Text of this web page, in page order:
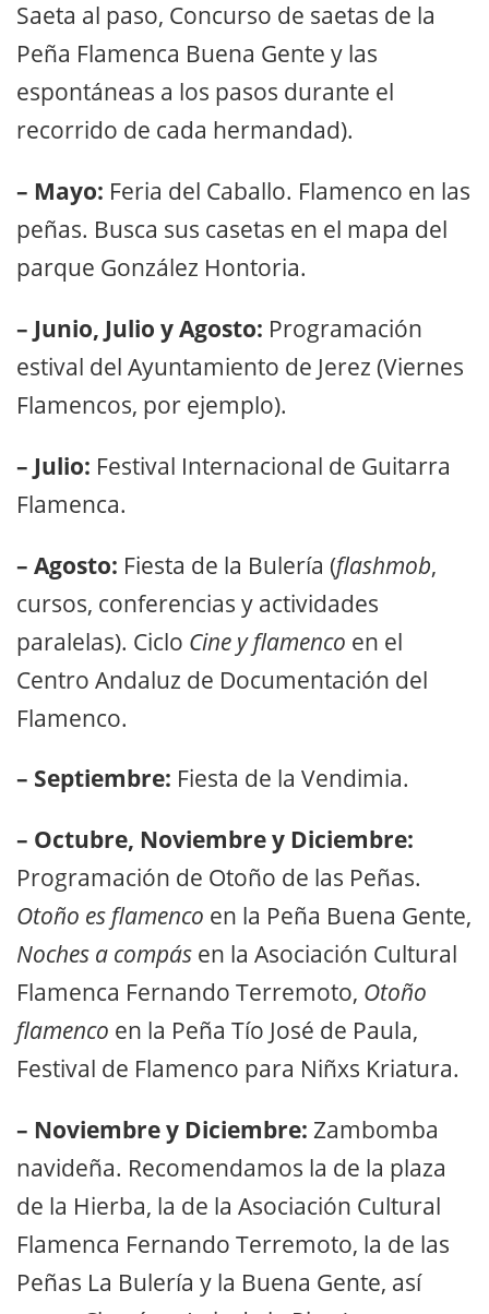
Saeta al paso, Concurso de saetas de la
Peña Flamenca Buena Gente y las
espontáneas a los pasos durante el
recorrido de cada hermandad).
– Mayo: Feria del Caballo. Flamenco en las
peñas. Busca sus casetas en el mapa del
parque González Hontoria.
– Junio, Julio y Agosto: Programación
estival del Ayuntamiento de Jerez (Viernes
Flamencos, por ejemplo).
– Julio: Festival Internacional de Guitarra
Flamenca.
– Agosto: Fiesta de la Bulería (flashmob,
cursos, conferencias y actividades
paralelas). Ciclo Cine y flamenco en el
Centro Andaluz de Documentación del
Flamenco.
– Septiembre: Fiesta de la Vendimia.
– Octubre, Noviembre y Diciembre:
Programación de Otoño de las Peñas.
Otoño es flamenco en la Peña Buena Gente,
Noches a compás en la Asociación Cultural
Flamenca Fernando Terremoto, Otoño
flamenco en la Peña Tío José de Paula,
Festival de Flamenco para Niñxs Kriatura.
– Noviembre y Diciembre: Zambomba
navideña. Recomendamos la de la plaza
de la Hierba, la de la Asociación Cultural
Flamenca Fernando Terremoto, la de las
Peñas La Bulería y la Buena Gente, así